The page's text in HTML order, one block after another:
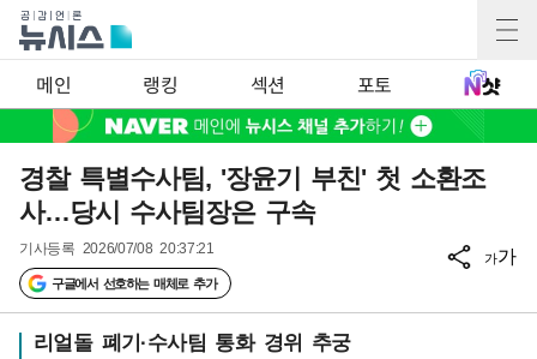
메인 랭킹 섹션 포토
경찰 특별수사팀, '장윤기 부친' 첫 소환조
사…당시 수사팀장은 구속
기사등록 2026/07/08 20:37:21
구글에서 선호하는 매체로 추가
가가
리얼돌 폐기·수사팀 통화 경위 추궁